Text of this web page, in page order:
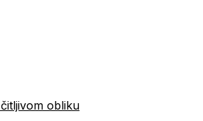
obliku